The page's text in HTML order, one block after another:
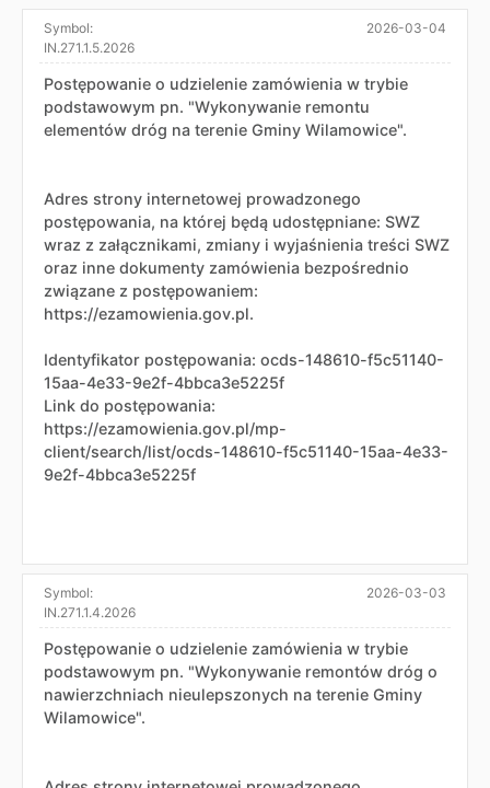
Symbol:
IN.271.1.5.2026
2026-03-04
Postępowanie o udzielenie zamówienia w trybie
podstawowym pn. "Wykonywanie remontu
elementów dróg na terenie Gminy Wilamowice".
Adres strony internetowej prowadzonego
postępowania, na której będą udostępniane: SWZ
wraz z załącznikami, zmiany i wyjaśnienia treści SWZ
oraz inne dokumenty zamówienia bezpośrednio
związane z postępowaniem:
https://ezamowienia.gov.pl.
Identyfikator postępowania: ocds-148610-f5c51140-
15aa-4e33-9e2f-4bbca3e5225f
Link do postępowania:
https://ezamowienia.gov.pl/mp-
client/search/list/ocds-148610-f5c51140-15aa-4e33-
9e2f-4bbca3e5225f
Symbol:
IN.271.1.4.2026
2026-03-03
Postępowanie o udzielenie zamówienia w trybie
podstawowym pn. "Wykonywanie remontów dróg o
nawierzchniach nieulepszonych na terenie Gminy
Wilamowice".